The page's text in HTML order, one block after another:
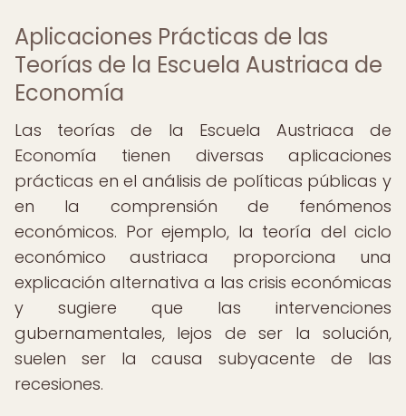
Aplicaciones Prácticas de las
Teorías de la Escuela Austriaca de
Economía
Las teorías de la Escuela Austriaca de
Economía tienen diversas aplicaciones
prácticas en el análisis de políticas públicas y
en la comprensión de fenómenos
económicos. Por ejemplo, la teoría del ciclo
económico austriaca proporciona una
explicación alternativa a las crisis económicas
y sugiere que las intervenciones
gubernamentales, lejos de ser la solución,
suelen ser la causa subyacente de las
recesiones.